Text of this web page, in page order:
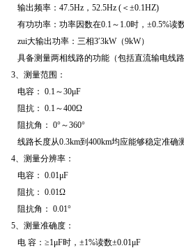
输出频率： 47.5Hz ， 52.5Hz ( ＜±0.1HZ)
有功功率：功率因数在0.1～ 1.0时，±0.5%读
zui大输出功率：三相3′3kW（9kW）
具备测量两相线路的功能（包括直流输电线
3、测量范围：
电容： 0.1～30μF
阻抗： 0.1～400Ω
阻抗角： 0°～360°
线路长度从0.3km到 400km均应能够稳定准确
4、测量分辨率：
电容： 0.01μF
阻抗： 0.01Ω
阻抗角： 0.01°
5、测量准确度：
电 容：≥1μF时，±1%读数±0.01μF